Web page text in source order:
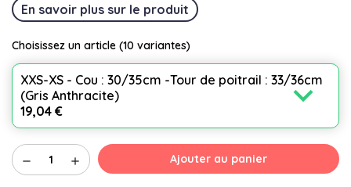
En savoir plus sur le produit
Choisissez un article (10 variantes)
XXS-XS - Cou : 30/35cm -Tour de poitrail : 33/36cm
(Gris Anthracite)
19,04 €
expand_more
remove add Ajouter au panier